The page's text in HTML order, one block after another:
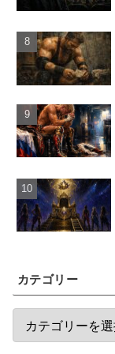
カテゴリー